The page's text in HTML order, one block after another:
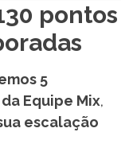
pontos
5
Equipe Mix,
escalação